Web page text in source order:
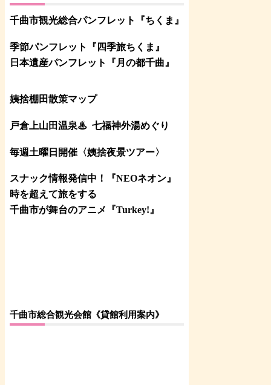
千曲市観光総合パンフレット 『ちくま 』
季節パンフレット『四季旅ちくま』
日本遺産パンフレット
『月の都千曲 』
姨捨棚田散策マップ
戸倉上山田温泉♨ 七福神外湯めぐり
毎週土曜日開催〈姨捨夜景ツアー〉
スナック情報発信中！『NEOネオン』
時を超えて旅をする
千曲市が舞台のアニメ『Turkey!』
千曲市総合観光会館《貸館利用案内》